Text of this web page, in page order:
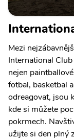
Mezi
International
nejen
fotbal, basketbal
odreagovat, jsou
kde si můžete
pokrmech.
užijte si den plný